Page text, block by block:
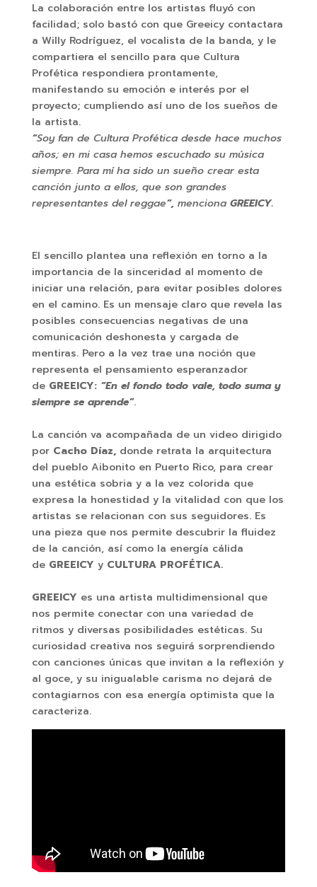
La colaboración entre los artistas fluyó con
facilidad; solo bastó con que Greeicy contactara
a Willy Rodríguez, el vocalista de la banda, y le
compartiera el sencillo para que Cultura
Profética respondiera prontamente,
manifestando su emoción e interés por el
proyecto; cumpliendo así uno de los sueños de
la artista.
“Soy fan de Cultura Profética desde hace muchos
años; en mi casa hemos escuchado su música
siempre. Para mí ha sido un sueño crear esta
canción junto a ellos, que son grandes
representantes del reggae”, mencionaGREEICY.
El sencillo plantea una reflexión en torno a la
importancia de la sinceridad al momento de
iniciar una relación, para evitar posibles dolores
en el camino. Es un mensaje claro que revela las
posibles consecuencias negativas de una
comunicación deshonesta y cargada de
mentiras. Pero a la vez trae una noción que
representa el pensamiento esperanzador
de GREEICY:“En el fondo todo vale, todo suma y
siempre se aprende”.
La canción va acompañada de un video dirigido
por Cacho Díaz,donde retrata la arquitectura
del pueblo Aibonito en Puerto Rico, para crear
una estética sobria y a la vez colorida que
expresa la honestidad y la vitalidad con que los
artistas se relacionan con sus seguidores. Es
una pieza que nos permite descubrir la fluidez
de la canción, así como la energía cálida
de GREEICY y CULTURA PROFÉTICA.
GREEICY es una artista multidimensional que
nos permite conectar con una variedad de
ritmos y diversas posibilidades estéticas. Su
curiosidad creativa nos seguirá sorprendiendo
con canciones únicas que invitan a la reflexión y
al goce, y su inigualable carisma no dejará de
contagiarnos con esa energía optimista que la
caracteriza.